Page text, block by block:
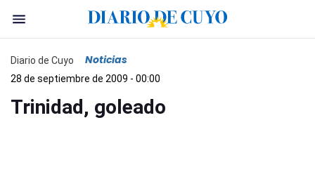
Diario de Cuyo Noticias
28 de septiembre de 2009 - 00:00
Trinidad, goleado